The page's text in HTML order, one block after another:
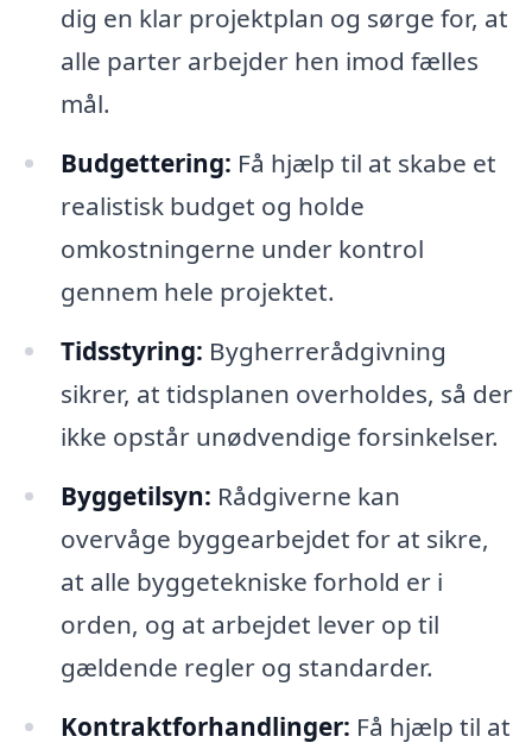
dig en klar projektplan og sørge for, at
alle parter arbejder hen imod fælles
mål.
Budgettering: Få hjælp til at skabe et
realistisk budget og holde
omkostningerne under kontrol
gennem hele projektet.
Tidsstyring: Bygherrerådgivning
sikrer, at tidsplanen overholdes, så der
ikke opstår unødvendige forsinkelser.
Byggetilsyn: Rådgiverne kan
overvåge byggearbejdet for at sikre,
at alle byggetekniske forhold er i
orden, og at arbejdet lever op til
gældende regler og standarder.
Kontraktforhandlinger: Få hjælp til at